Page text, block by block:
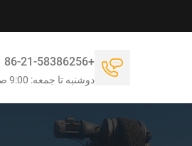
+86-21-58386256
دوشنبه تا جمعه: 9:00 صبح تا 12:00 بعد از ظهر